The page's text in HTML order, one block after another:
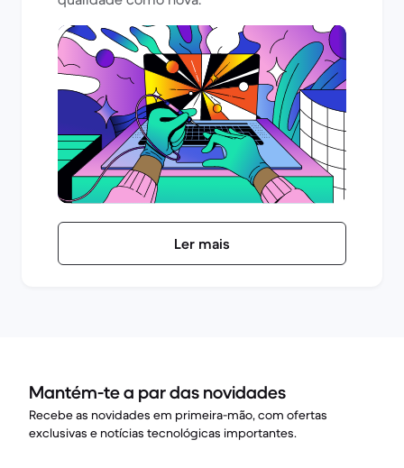
Ler mais
Mantém-te a par das novidades
Recebe as novidades em primeira-mão, com ofertas
exclusivas e notícias tecnológicas importantes.